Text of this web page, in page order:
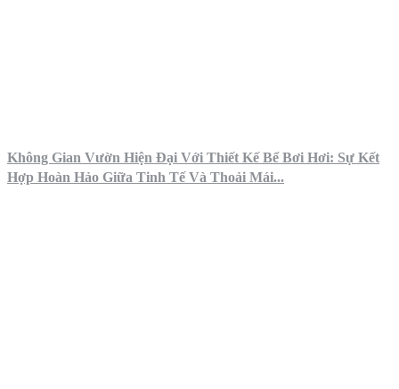
Không Gian Vườn Hiện Đại Với Thiết Kế Bể Bơi Hơi: Sự Kết
Hợp Hoàn Hảo Giữa Tinh Tế Và Thoải Mái...